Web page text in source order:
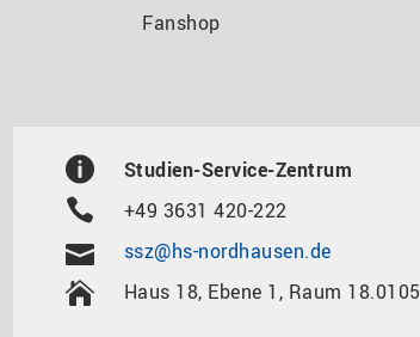
Fanshop
Studien-Service-Zentrum
+49 3631 420-222
ssz@hs-nordhausen.de
Haus 18, Ebene 1, Raum 18.0105